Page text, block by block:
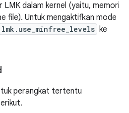
dalam kernel (yaitu, memori
file). Untuk mengaktifkan mode
ke
perangkat tertentu